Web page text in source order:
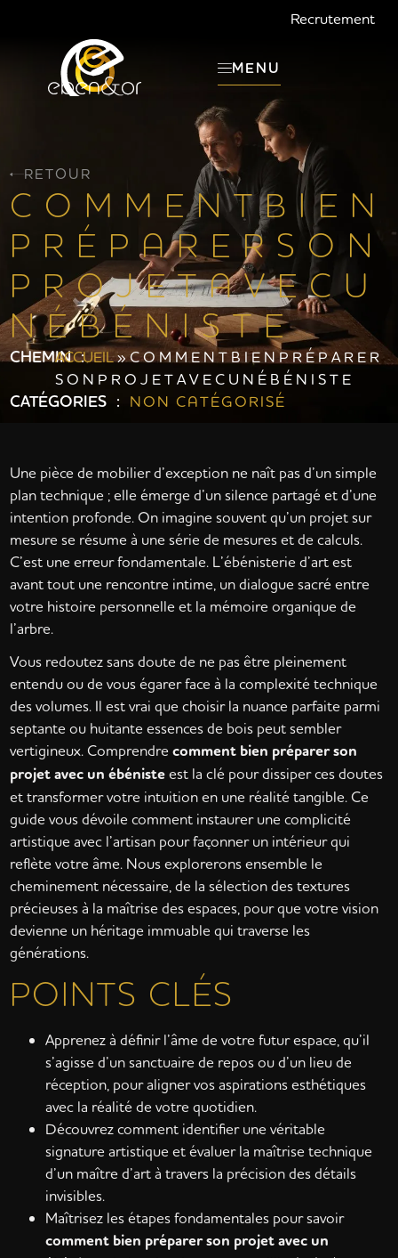
Recrutement
MENU
RETOUR
C O M M E N T B I E N
P R É P A R E R S O N
P R O J E T A V E C U
N É B É N I S T E
CHEMIN :
ACCUEIL»C O M M E N T B I E N P R É P A R E R
S O N P R O J E T A V E C U N É B É N I S T E
CATÉGORIES : NON CATÉGORISÉ
Une pièce de mobilier d’exception ne naît pas d’un simple
plan technique ; elle émerge d’un silence partagé et d’une
intention profonde. On imagine souvent qu’un projet sur
mesure se résume à une série de mesures et de calculs.
C’est une erreur fondamentale. L’ébénisterie d’art est
avant tout une rencontre intime, un dialogue sacré entre
votre histoire personnelle et la mémoire organique de
l’arbre.
Vous redoutez sans doute de ne pas être pleinement
entendu ou de vous égarer face à la complexité technique
des volumes. Il est vrai que choisir la nuance parfaite parmi
septante ou huitante essences de bois peut sembler
vertigineux. Comprendrecomment bien préparer son
projet avec un ébénisteest la clé pour dissiper ces doutes
et transformer votre intuition en une réalité tangible. Ce
guide vous dévoile comment instaurer une complicité
artistique avec l’artisan pour façonner un intérieur qui
reflète votre âme. Nous explorerons ensemble le
cheminement nécessaire, de la sélection des textures
précieuses à la maîtrise des espaces, pour que votre vision
devienne un héritage immuable qui traverse les
générations.
POINTS CLÉS
Apprenez à définir l’âme de votre futur espace, qu’il
s’agisse d’un sanctuaire de repos ou d’un lieu de
réception, pour aligner vos aspirations esthétiques
avec la réalité de votre quotidien.
Découvrez comment identifier une véritable
signature artistique et évaluer la maîtrise technique
d’un maître d’art à travers la précision des détails
invisibles.
Maîtrisez les étapes fondamentales pour savoir
comment bien préparer son projet avec un